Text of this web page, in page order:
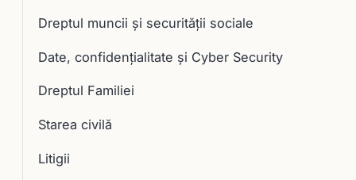
Dreptul muncii și securității sociale
Date, confidențialitate și Cyber Security
Dreptul Familiei
Starea civilă
Litigii